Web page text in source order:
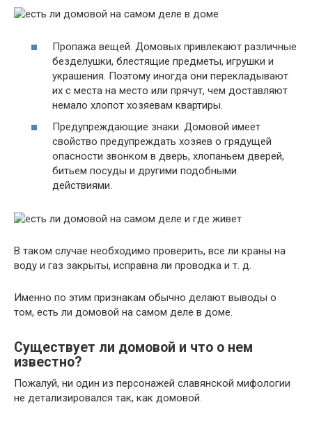
Пропажа вещей. Домовых привлекают различные
безделушки, блестящие предметы, игрушки и
украшения. Поэтому иногда они перекладывают
их с места на место или прячут, чем доставляют
немало хлопот хозяевам квартиры.
Предупреждающие знаки. Домовой имеет
свойство предупреждать хозяев о грядущей
опасности звонком в дверь, хлопаньем дверей,
битьем посуды и другими подобными
действиями.
В таком случае необходимо проверить, все ли краны на
воду и газ закрыты, исправна ли проводка и т. д.
Именно по этим признакам обычно делают выводы о
том, есть ли домовой на самом деле в доме.
Существует ли домовой и что о нем
известно?
Пожалуй, ни один из персонажей славянской мифологии
не детализировался так, как домовой.